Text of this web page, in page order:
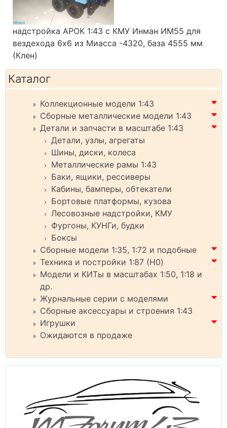
надстройка АРОК 1:43 с КМУ Инман ИМ55 для
вездехода 6х6 из Миасса -4320, база 4555 мм
(Клен)
Каталог
Коллекционные модели 1:43
Сборные металлические модели 1:43
Детали и запчасти в масштабе 1:43
Детали, узлы, агрегаты
Шины, диски, колеса
Металлические рамы 1:43
Баки, ящики, рессиверы
Кабины, бамперы, обтекатели
Бортовые платформы, кузова
Лесовозные надстройки, КМУ
Фургоны, КУНГи, будки
Боксы
Сборные модели 1:35, 1:72 и подобные
Техника и постройки 1:87 (H0)
Модели и КИТы в масштабах 1:50, 1:18 и
др.
Журнальные серии с моделями
Сборные аксессуары и строения 1:43
Игрушки
Ожидаются в продаже